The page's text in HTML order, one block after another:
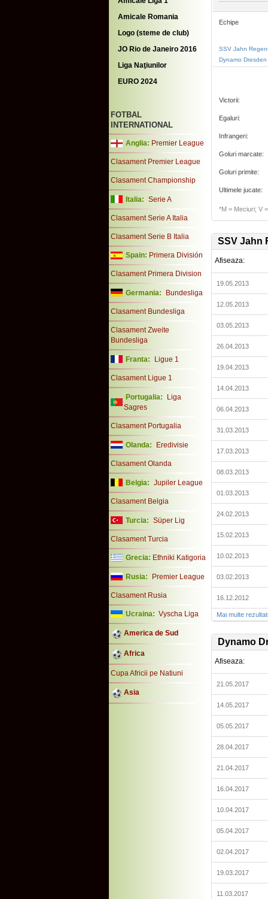
Amicale Romania
Logo (steme de club)
JO Rio de Janeiro 2016
Liga Naţiunilor
EURO 2024
FOTBAL
INTERNATIONAL
Anglia: Premier League
Clasament Premier League
Clasament Championship
Italia: Serie A
Clasament Serie A Italia
Clasament Serie B Italia
Spain: Primera División
Clasament Primera Division
Germania: Bundesliga
Clasament Bundesliga
Clasament Zweite
Bundesliga
Franta: Ligue 1
Clasament Ligue 1
Portugalia:
Liga
Sagres
Clasament Portugalia
Olanda: Eredivisie
Clasament Olanda
Belgia: Jupiler League
Clasament Belgia
Turcia: Süper Lig
Clasament Turcia
Grecia: Ethniki Katigoria
Rusia: Premier League
Clasament Rusia
Ucraina: Vyscha Liga
America de Sud
Africa
Cupa Africii pe Natiuni
Asia
Echipe
SSV Jahn
Dynamo Dresden
Victorii:
Egaluri:
Infrangeri:
Goluri marcate:
Goluri primite:
Ultimele jucate:
*M = Meciuri; V
SSV Jahn
Afiseaza:
19.05.2013
12.05.2013
03.05.2013
26.04.2013
19.04.2013
14.04.2013
06.04.2013
31.03.2013
17.03.2013
08.03.2013
01.03.2013
24.02.2013
15.02.2013
10.02.2013
03.02.2013
16.12.2012
Mai multe
Dynamo
Afiseaza:
21.05.2017
14.05.2017
05.05.2017
28.04.2017
21.04.2017
16.04.2017
10.04.2017
05.04.2017
02.04.2017
19.03.2017
11.03.2017